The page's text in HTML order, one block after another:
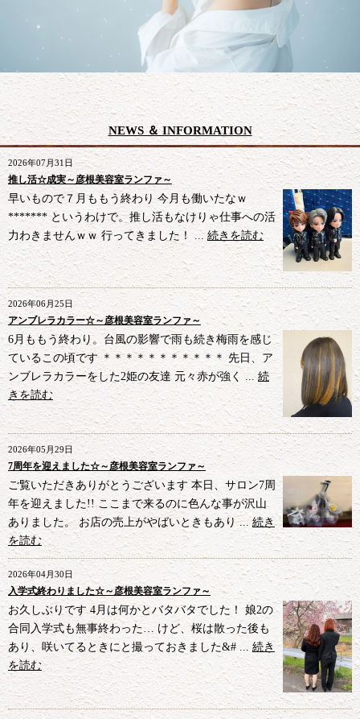
NEWS ＆ INFORMATION
2026年07月31日
推し活☆成実～彦根美容室ランファ～
早いもので７月ももう終わり 今月も働いたなｗ
******* というわけで。推し活もなけりゃ仕事への活
力わきませんｗｗ 行ってきました！ ... 続きを読む
2026年06月25日
アンブレラカラー☆～彦根美容室ランファ～
6月ももう終わり。台風の影響で雨も続き梅雨を感じ
ているこの頃です ＊＊＊＊＊＊＊＊＊＊＊ 先日、ア
ンブレラカラーをした2姫の友達 元々赤が強く ... 続
きを読む
2026年05月29日
7周年を迎えました☆～彦根美容室ランファ～
ご覧いただきありがとうございます 本日、サロン7周
年を迎えました!! ここまで来るのに色んな事が沢山
ありました。 お店の売上がやばいときもあり ... 続き
を読む
2026年04月30日
入学式終わりました☆～彦根美容室ランファ～
お久しぶりです 4月は何かとバタバタでした！ 娘2の
合同入学式も無事終わった… けど、桜は散った後も
あり、咲いてるときにと撮っておきました&# ... 続き
を読む